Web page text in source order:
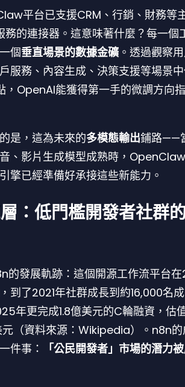
平台已支援CRM、行銷、財務等
務的連接器。這意味著什麼？每一個
個垂直場景的數據金礦 。透過觀察
服務、內容生成、決策支援等場景
，OpenAI能獲得第一手的微調方向指
是，這為未來的多模態輸出鋪路——
、影片生成模型成熟時，
擎已經準備好承接這些新能力。
：低門檻開發者社群
的發展軌跡：這個開源工作流平台在
到了2021年社群成長到約16,000名成
年更完成1.8億美元的C輪融資，估
（資料來源：Wikipedia）。n8n的
件事：
「公民開發者」市場的潛力